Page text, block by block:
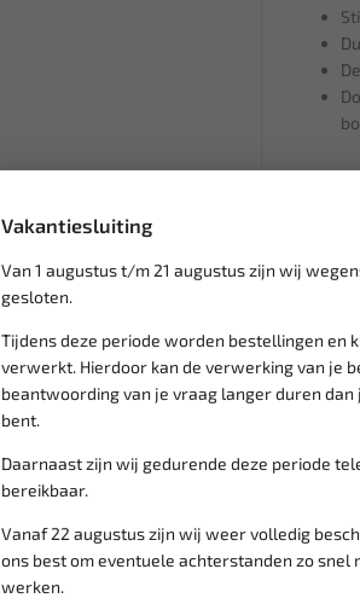
Vakantiesluiting
Van 1 augustus t/m 21 augustus zijn wij
gesloten.
Tijdens deze periode worden bestellingen en
verwerkt. Hierdoor kan de verwerking van je
beantwoording van je vraag langer duren dan
bent.
Daarnaast zijn wij gedurende deze periode
bereikbaar.
Vanaf 22 augustus zijn wij weer volledig
ons best om eventuele achterstanden zo snel
werken.
Wat
het
zetten